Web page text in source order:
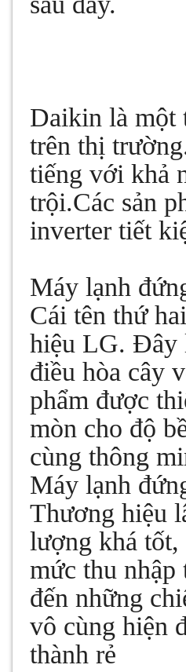
Daikin là một
trên thị
tiếng với khả
trội.Các sản
inverter tiết
Máy lạnh
Cái tên thứ
hiệu LG. Đây
điều hòa cây
phẩm được
mòn cho độ
cùng thông
Máy lạnh
Thương hiệu
lượng khá tốt,
mức thu nhập
đến những
vô cùng hiện
thành rẻ